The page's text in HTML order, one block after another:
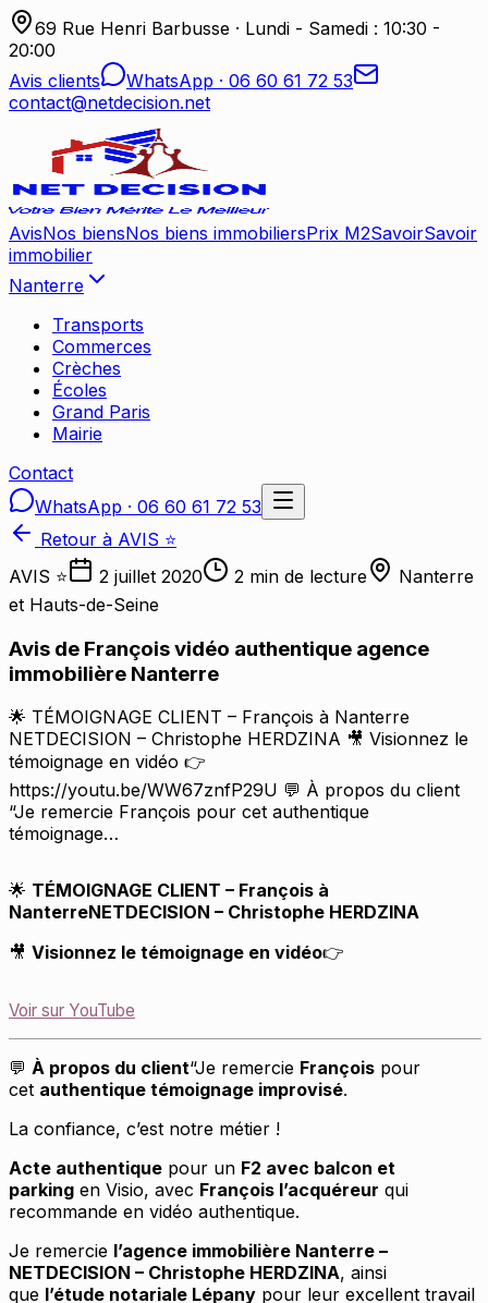
69 Rue Henri Barbusse · Lundi - Samedi : 10:30 -
20:00
Avis clients
WhatsApp · 06 60 61 72 53
contact@netdecision.net
AvisNos biensNos biens immobiliersPrix M2SavoirSavoir
immobilier
Nanterre
Transports
Commerces
Crèches
Écoles
Grand Paris
Mairie
Contact
WhatsApp · 06 60 61 72 53
Retour à AVIS ⭐
AVIS ⭐
2 juillet 2020 2 min de lecture
Nanterre
et Hauts-de-Seine
Avis de François vidéo authentique agence
immobilière Nanterre
🌟 TÉMOIGNAGE CLIENT – François à Nanterre
NETDECISION – Christophe HERDZINA 🎥 Visionnez le
témoignage en vidéo 👉
https://youtu.be/WW67znfP29U 💬 À propos du client
“Je remercie François pour cet authentique
témoignage…
🌟 TÉMOIGNAGE CLIENT – François à
NanterreNETDECISION – Christophe HERDZINA
🎥 Visionnez le témoignage en vidéo👉
Voir sur YouTube
💬 À propos du client“Je remercie François pour
cet authentique témoignage improvisé.
La confiance, c’est notre métier !
Acte authentique pour un F2 avec balcon et
parking en Visio, avec François l’acquéreur qui
recommande en vidéo authentique.
Je remercie l’agence immobilière Nanterre –
NETDECISION – Christophe HERDZINA, ainsi
que l’étude notariale Lépany pour leur excellent travail